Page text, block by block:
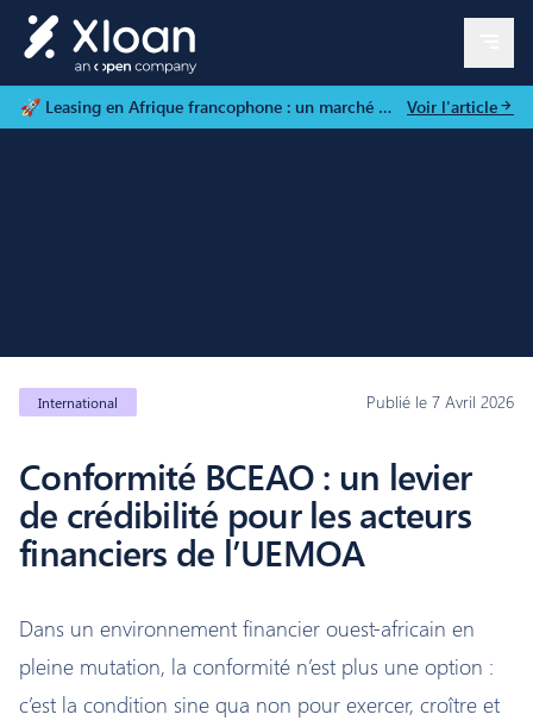
🚀 Leasing en Afrique francophone : un marché en
fin prêt à décoller
Voir l'article
International Publié le 7 Avril 2026
Conformité BCEAO : un levier
de crédibilité pour les acteurs
financiers de l’UEMOA
Dans un environnement financier ouest-africain en
pleine mutation, la conformité n’est plus une option :
c’est la condition sine qua non pour exercer, croître et